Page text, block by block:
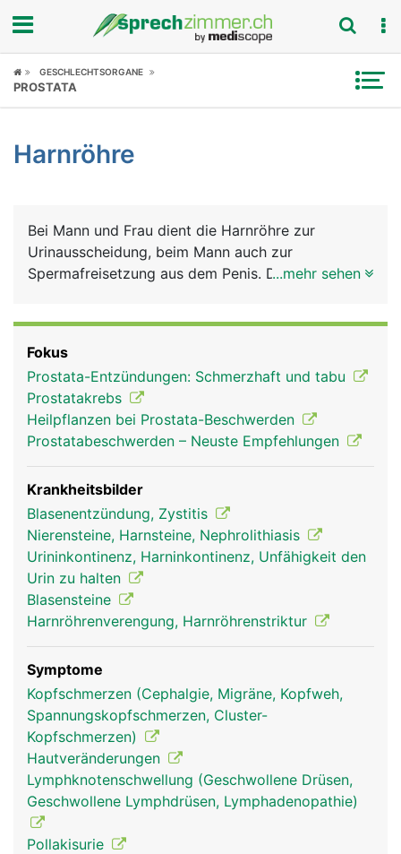
Fokus
Symptome
News
Rubriken
GESCHLECHTSORGANE
PROSTATA
Harnröhre
Bei Mann und Frau dient die Harnröhre zur
Urinausscheidung, beim Mann auch zur
Spermafreisetzung aus dem Penis. Die kürzere
...mehr sehen
Fokus
Prostata-Entzündungen: Schmerzhaft und tabu
Prostatakrebs
Heilpflanzen bei Prostata-Beschwerden
Prostatabeschwerden – Neuste Empfehlungen
Krankheitsbilder
Blasenentzündung, Zystitis
Nierensteine, Harnsteine, Nephrolithiasis
Urininkontinenz, Harninkontinenz, Unfähigkeit den
Urin zu halten
Blasensteine
Harnröhrenverengung, Harnröhrenstriktur
Symptome
Kopfschmerzen (Cephalgie, Migräne, Kopfweh,
Spannungskopfschmerzen, Cluster-
Kopfschmerzen)
Hautveränderungen
Lymphknotenschwellung (Geschwollene Drüsen,
Geschwollene Lymphdrüsen, Lymphadenopathie)
Pollakisurie